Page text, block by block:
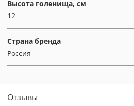
Высота голенища, см
12
Страна бренда
Россия
Отзывы